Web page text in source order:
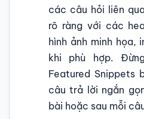
các câu hỏi liên
rõ ràng với các
hình ảnh minh họa,
khi phù hợp.
Featured Snippets
câu trả lời ngắn
bài hoặc sau mỗi